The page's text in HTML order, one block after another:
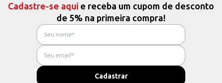
Cadastre-se aqui e receba um cupom de desconto
de 5% na primeira compra!